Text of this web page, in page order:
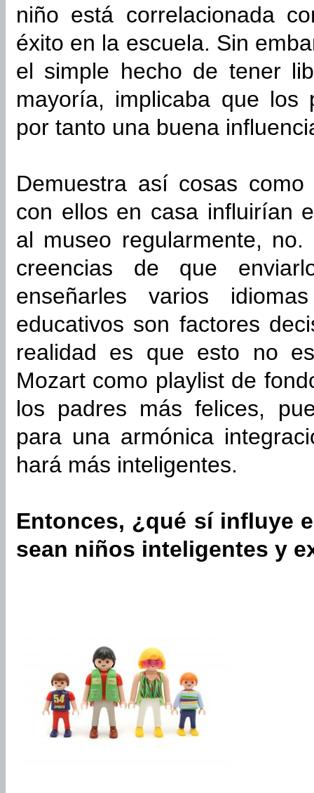
niño está correlacionada
éxito en la escuela. Sin
el simple hecho de tener
mayoría, implicaba que los
por tanto una buena
Demuestra así cosas
con ellos en casa influirían
al museo regularmente,
creencias de que
enseñarles varios
educativos son factores
realidad es que esto no
Mozart como playlist de
los padres más felices,
para una armónica
hará más inteligentes.
Entonces, ¿qué sí influye
sean niños inteligentes y